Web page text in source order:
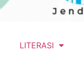
LITERASI